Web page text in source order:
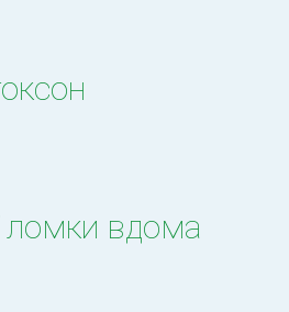
ломки вдома